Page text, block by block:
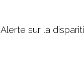
Alerte sur la